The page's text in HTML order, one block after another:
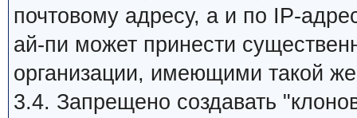
почтовому адресу, а и по IP-
ай-пи может принести
организации, имеющими такой
3.4. Запрещено создавать